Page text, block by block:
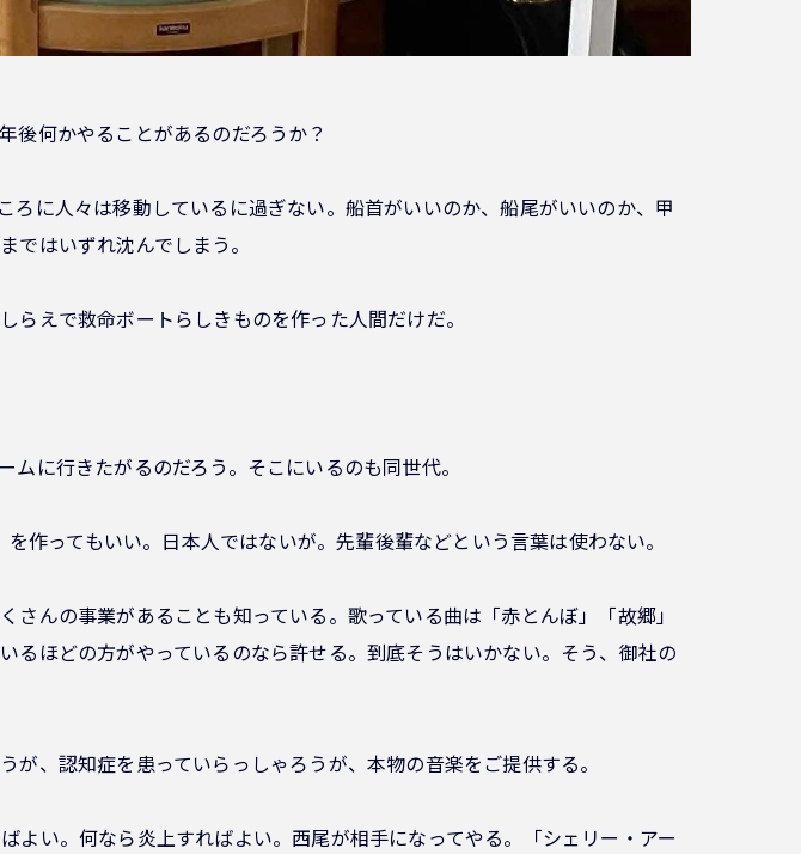
後何かやることがあるのだろうか？
に人々は移動しているに過ぎない。船首がいいのか、船尾がいいのか、甲
はいずれ沈んでしまう。
えで救命ボートらしきものを作った人間だけだ。
に行きたがるのだろう。そこにいるのも同世代。
作ってもいい。日本人ではないが。先輩後輩などという言葉は使わない。
んの事業があることも知っている。歌っている曲は「赤とんぼ」「故郷」
ほどの方がやっているのなら許せる。到底そうはいかない。そう、御社の
、認知症を患っていらっしゃろうが、本物の音楽をご提供する。
い。何なら炎上すればよい。西尾が相手になってやる。「シェリー・アー